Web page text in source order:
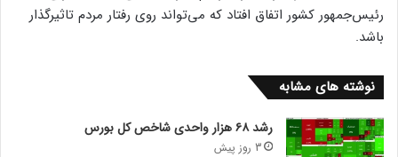
رئیس‌جمهور کشور اتفاق افتاد که می‌تواند روی رفتار مردم تاثیرگذار
باشد.
نوشته های مشابه
رشد ۶۸ هزار واحدی شاخص کل بورس
3 روز پیش